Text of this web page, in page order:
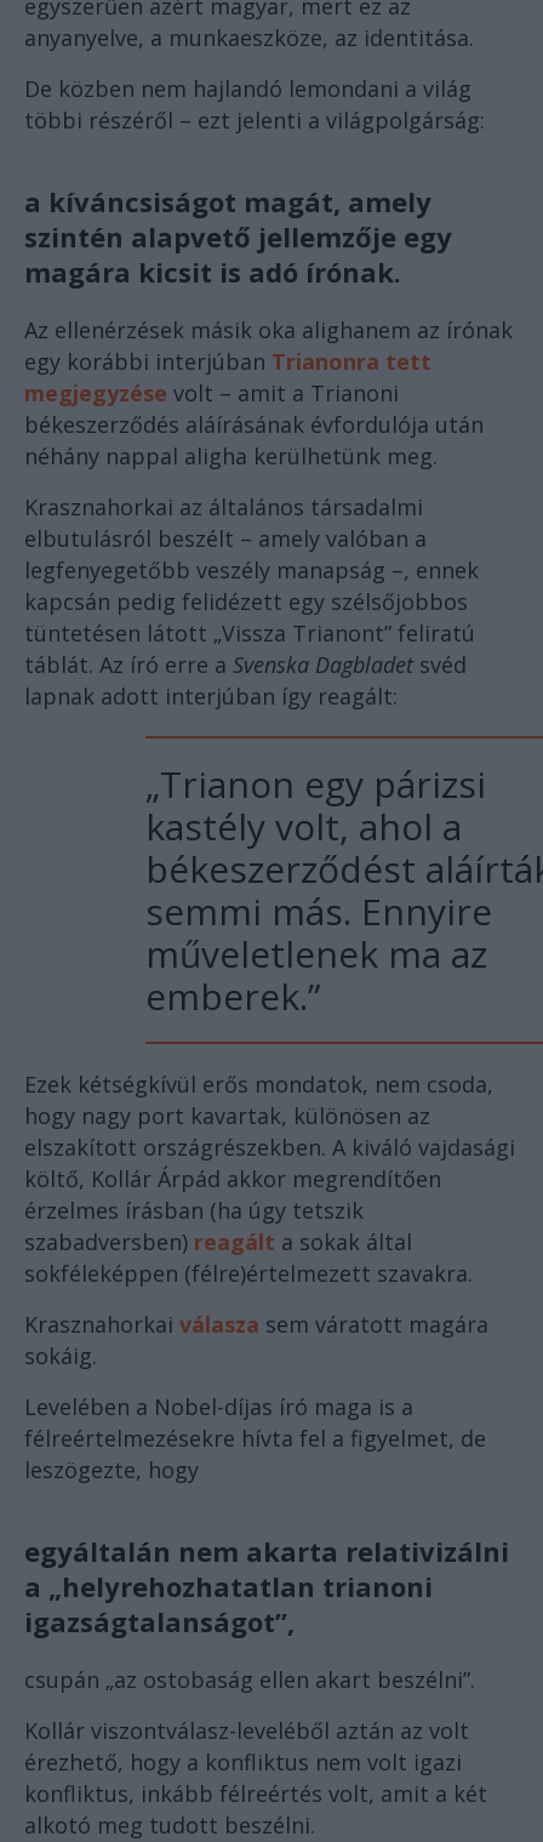
egyszerűen azért magyar, mert ez az
anyanyelve, a munkaeszköze, az identitása.
De közben nem hajlandó lemondani a világ
többi részéről – ezt jelenti a világpolgárság:
a kíváncsiságot magát, amely
szintén alapvető jellemzője egy
magára kicsit is adó írónak.
Az ellenérzések másik oka alighanem az írónak
egy korábbi interjúban Trianonra tett
megjegyzése volt – amit a Trianoni
békeszerződés aláírásának évfordulója után
néhány nappal aligha kerülhetünk meg.
Krasznahorkai az általános társadalmi
elbutulásról beszélt – amely valóban a
legfenyegetőbb veszély manapság –, ennek
kapcsán pedig felidézett egy szélsőjobbos
tüntetésen látott „Vissza Trianont” feliratú
táblát. Az író erre a Svenska Dagbladetsvéd
lapnak adott interjúban így reagált:
„Trianon egy párizsi
kastély volt, ahol a
békeszerződést
semmi más. Ennyire
műveletlenek ma az
emberek.”
Ezek kétségkívül erős mondatok, nem csoda,
hogy nagy port kavartak, különösen az
elszakított országrészekben. A kiváló vajdasági
költő, Kollár Árpád akkor megrendítően
érzelmes írásban (ha úgy tetszik
szabadversben) reagált a sokak által
sokféleképpen (félre)értelmezett szavakra.
Krasznahorkai válasza sem váratott magára
sokáig.
Levelében a Nobel-díjas író maga is a
félreértelmezésekre hívta fel a figyelmet, de
leszögezte, hogy
egyáltalán nem akarta relativizálni
a „helyrehozhatatlan trianoni
igazságtalanságot”,
csupán „az ostobaság ellen akart beszélni”.
Kollár viszontválasz-leveléből aztán az volt
érezhető, hogy a konfliktus nem volt igazi
konfliktus, inkább félreértés volt, amit a két
alkotó meg tudott beszélni.